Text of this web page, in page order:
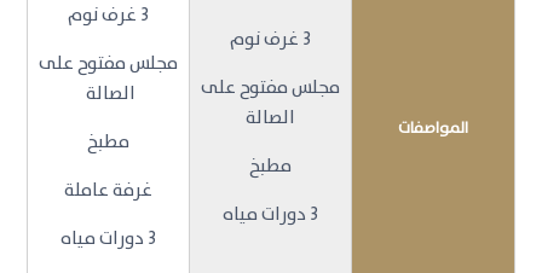
المواصفات
3 غرف نوم
مجلس مفتوح على
الصالة
مطبخ
3 دورات مياه
3 غرف نوم
مجلس مفتوح على
الصالة
مطبخ
غرفة عاملة
3 دورات مياه